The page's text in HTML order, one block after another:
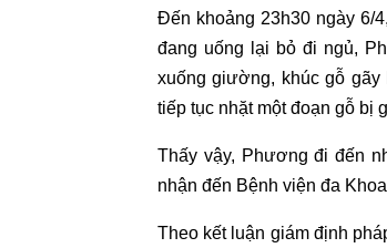
Đến khoảng 23h30 ngày 6/
đang uống lại bỏ đi ngủ,
xuống giường, khúc gỗ
tiếp tục nhặt một đoạn gỗ bị
Thấy vậy, Phương đi đến
nhận đến Bệnh viện đa
Theo kết luận giám định